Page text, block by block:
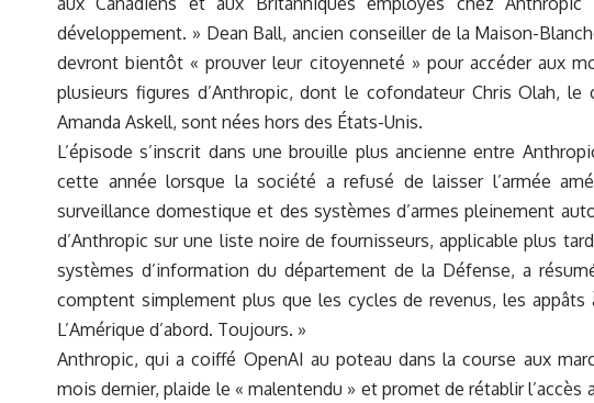
développement. » Dean Ball, ancien conseiller de la Maison-
devront bientôt « prouver leur citoyenneté » pour accéder aux
plusieurs figures d’Anthropic, dont le cofondateur Chris Olah,
Amanda Askell, sont nées hors des États-Unis.
L’épisode s’inscrit dans une brouille plus ancienne entre
cette année lorsque la société a refusé de laisser l’armée
surveillance domestique et des systèmes d’armes pleinement
d’Anthropic sur une liste noire de fournisseurs, applicable plus
systèmes d’information du département de la Défense, a
comptent simplement plus que les cycles de revenus, les
L’Amérique d’abord. Toujours. »
Anthropic, qui a coiffé OpenAI au poteau dans la course aux
mois dernier, plaide le « malentendu » et promet de rétablir